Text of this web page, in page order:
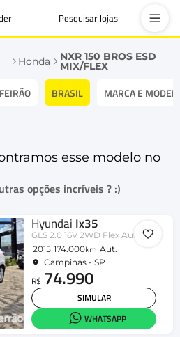
Pesquisar lojas
Honda NXR 150 BROS ESD
MIX/FLEX
FEIRÃO BRASIL MARCA E
esse modelo no
opções incríveis ? :)
Hyundai Ix35
GLS 2.0 16V 2WD Flex Aut.
2015 174.000km Aut.
Campinas - SP
R$ 74.990
SIMULAR
WHATSAPP